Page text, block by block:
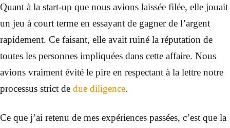
Quant à la start-up que nous avions laissée filée, elle jouait
un jeu à court terme en essayant de gagner de l’argent
rapidement. Ce faisant, elle avait ruiné la réputation de
toutes les personnes impliquées dans cette affaire. Nous
avions vraiment évité le pire en respectant à la lettre notre
processus strict de due diligence.
Ce que j’ai retenu de mes expériences passées, c’est que la